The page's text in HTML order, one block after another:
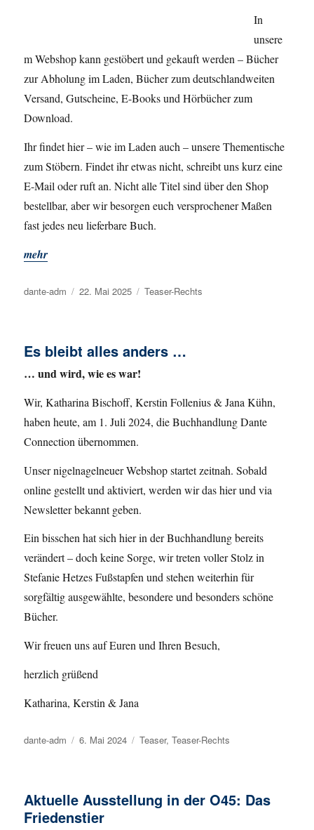
In
unsere
m Webshop kann gestöbert und gekauft werden – Bücher
zur Abholung im Laden, Bücher zum deutschlandweiten
Versand, Gutscheine, E-Books und Hörbücher zum
Download.
Ihr findet hier – wie im Laden auch – unsere Thementische
zum Stöbern. Findet ihr etwas nicht, schreibt uns kurz eine
E-Mail oder ruft an. Nicht alle Titel sind über den Shop
bestellbar, aber wir besorgen euch versprochener Maßen
fast jedes neu lieferbare Buch.
mehr
Autor
dante-adm
Veröffentlicht
22. Mai 2025 Kategorien
Teaser-Rechts
Es bleibt alles anders …
… und wird, wie es war!
Wir, Katharina Bischoff, Kerstin Follenius & Jana Kühn,
haben heute, am 1. Juli 2024, die Buchhandlung Dante
Connection übernommen.
Unser nigelnagelneuer Webshop startet zeitnah. Sobald
online gestellt und aktiviert, werden wir das hier und via
Newsletter bekannt geben.
Ein bisschen hat sich hier in der Buchhandlung bereits
verändert – doch keine Sorge, wir treten voller Stolz in
Stefanie Hetzes Fußstapfen und stehen weiterhin für
sorgfältig ausgewählte, besondere und besonders schöne
Bücher.
Wir freuen uns auf Euren und Ihren Besuch,
herzlich grüßend
Katharina, Kerstin & Jana
Autor
dante-adm
Veröffentlicht
6. Mai 2024 Kategorien
Teaser,Teaser-Rechts
Aktuelle Ausstellung in der O45: Das
Friedenstier